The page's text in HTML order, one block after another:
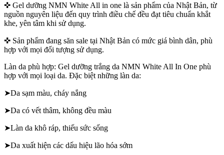
✜ Gel dưỡng NMN White All in one là sản phẩm của Nhật Bản, từ
nguồn nguyên liệu đến quy trình điều chế đều đạt tiêu chuẩn khắt
khe, yên tâm khi sử dụng.
✜ Sản phẩm đang săn sale tại Nhật Bản có mức giá bình dân, phù
hợp với mọi đối tượng sử dụng.
Làn da phù hợp: Gel dưỡng trắng da NMN White All In One phù
hợp với mọi loại da. Đặc biệt những làn da:
➤Da sạm màu, cháy nắng
➤Da có vết thâm, không đều màu
➤Làn da khô ráp, thiếu sức sống
➤Da xuất hiện các dấu hiệu lão hóa sớm